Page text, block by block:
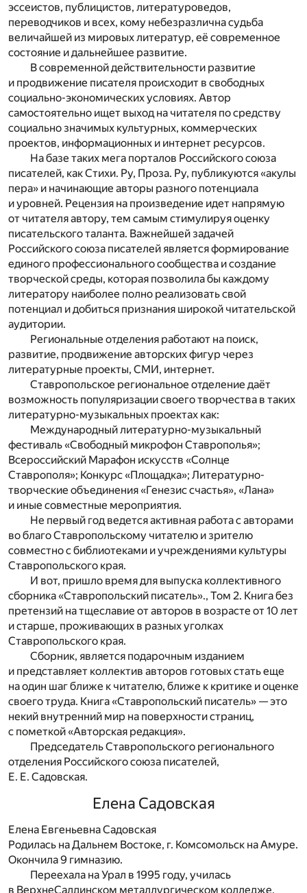
эссеистов, публицистов, литературоведов,
переводчиков и всех, кому небезразлична судьба
величайшей из мировых литератур, её современное
состояние и дальнейшее развитие.
В современной действительности развитие
и продвижение писателя происходит в свободных
социально-экономических условиях. Автор
самостоятельно ищет выход на читателя по средству
социально значимых культурных, коммерческих
проектов, информационных и интернет ресурсов.
На базе таких мега порталов Российского союза
писателей, как Стихи. Ру, Проза. Ру, публикуются «акулы
пера» и начинающие авторы разного потенциала
и уровней. Рецензия на произведение идет напрямую
от читателя автору, тем самым стимулируя оценку
писательского таланта. Важнейшей задачей
Российского союза писателей является формирование
единого профессионального сообщества и создание
творческой среды, которая позволила бы каждому
литератору наиболее полно реализовать свой
потенциал и добиться признания широкой читательской
аудитории.
Региональные отделения работают на поиск,
развитие, продвижение авторских фигур через
литературные проекты, СМИ, интернет.
Ставропольское региональное отделение даёт
возможность популяризации своего творчества в таких
литературно-музыкальных проектах как:
Международный литературно-музыкальный
фестиваль «Свободный микрофон Ставрополья»;
Всероссийский Марафон искусств «Солнце
Ставрополя»; Конкурс «Площадка»; Литературно-
творческие объединения «Генезис счастья», «Лана»
и иные совместные мероприятия.
Не первый год ведется активная работа с авторами
во благо Ставропольскому читателю и зрителю
совместно с библиотеками и учреждениями культуры
Ставропольского края.
И вот, пришло время для выпуска коллективного
сборника «Ставропольский писатель»., Том 2. Книга без
претензий на тщеславие от авторов в возрасте от 10 лет
и старше, проживающих в разных уголках
Ставропольского края.
Сборник, является подарочным изданием
и представляет коллектив авторов готовых стать еще
на один шаг ближе к читателю, ближе к критике и оценке
своего труда. Книга «Ставропольский писатель» — это
некий внутренний мир на поверхности страниц,
с пометкой «Авторская редакция».
Председатель Ставропольского регионального
отделения Российского союза писателей,
Е. Е. Садовская.
Елена Садовская
Елена Евгеньевна Садовская
Родилась на Дальнем Востоке, г. Комсомольск на Амуре.
Окончила 9 гимназию.
Переехала на Урал в 1995 году, училась
в ВерхнеСалдинском металлургическом колледже.